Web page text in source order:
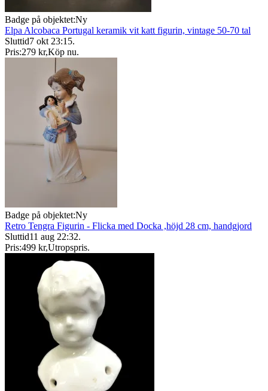
Badge på objektet:Ny
Elpa Alcobaca Portugal keramik vit katt figurin, vintage 50-70 tal
Sluttid7 okt 23:15.
Pris:279 kr,Köp nu.
Badge på objektet:Ny
Retro Tengra Figurin - Flicka med Docka ,höjd 28 cm, handgjord
Sluttid11 aug 22:32.
Pris:499 kr,Utropspris.